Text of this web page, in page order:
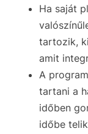
Ha saját
tartozik,
amit
A
tartani a
időben
időbe